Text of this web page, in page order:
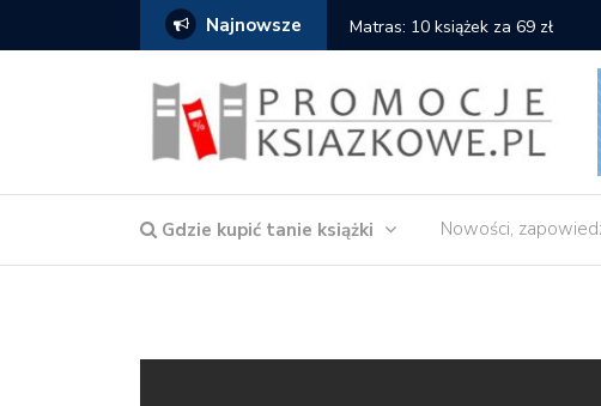
Najnowsze Matras: 10 książek za 69 zł
Gdzie kupić tanie książki Nowości,